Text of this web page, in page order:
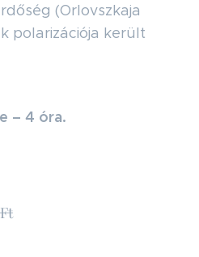
(Orlovszkaja
polarizációja került
– 4 óra.